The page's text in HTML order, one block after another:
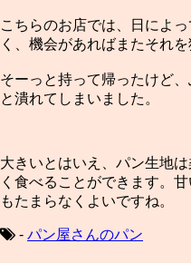
こちらのお店では、日によ
く、機会があればまたそれ
そーっと持って帰ったけど
と潰れてしまいました。
大きいとはいえ、パン生地
く食べることができます。
もたまらなくよいですね。
- パン屋さんのパン